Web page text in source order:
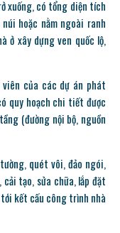
xuống, có tổng diện tích
hoặc nằm ngoài ranh
ở xây dựng ven quốc lộ,
của các dự án phát
quy hoạch chi tiết được
(đường nội bộ, nguồn
quét vôi, đảo ngói,
tạo, sửa chữa, lắp đặt
kết cấu công trình nhà